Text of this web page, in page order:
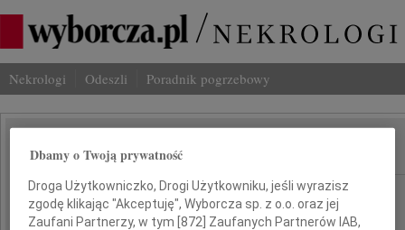
Nekrologi Odeszli Poradnik pogrzebowy
IMIĘ I NAZWISKO:
REGION: Warszawa
DATA EMISJI: 10.10.2009
Dbamy o Twoją prywatność
Droga Użytkowniczko, Drogi Użytkowniku, jeśli wyrazisz
zgodę klikając "Akceptuję", Wyborcza sp. z o.o. oraz jej
Zaufani Partnerzy, w tym [872 ] Zaufanych Partnerów IAB,